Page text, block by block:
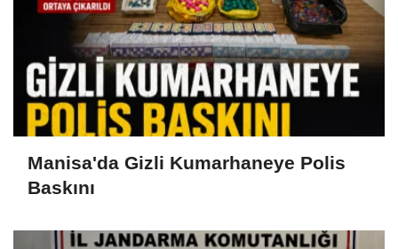
Manisa'da Gizli Kumarhaneye Polis
Baskını